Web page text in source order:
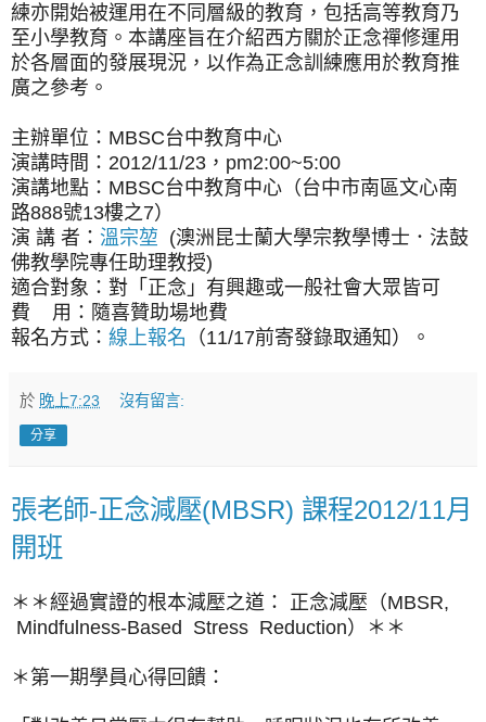
練亦開始被運用在不同層級的教育，包括高等教育乃
至小學教育。本講座旨在介紹西方關於正念禪修運用
於各層面的發展現況，以作為正念訓練應用於教育推
廣之參考。
主辦單位：MBSC台中教育中心
演講時間：2012/11/23，pm2:00~5:00
演講地點：MBSC台中教育中心（台中市南區文心南
路888號13樓之7）
演 講 者： 溫宗堃 (澳洲昆士蘭大學宗教學博士．法鼓
佛教學院專任助理教授)
適合對象：對「正念」有興趣或一般社會大眾皆可
費 用：隨喜贊助場地費
報名方式： 線上報名 （11/17前寄發錄取通知）。
於 晚上7:23 沒有留言:
分享
張老師-正念減壓(MBSR) 課程2012/11月
開班
＊＊經過實證的根本減壓之道： 正念減壓（MBSR,
Mindfulness-Based Stress Reduction）＊＊
＊第一期學員心得回饋：